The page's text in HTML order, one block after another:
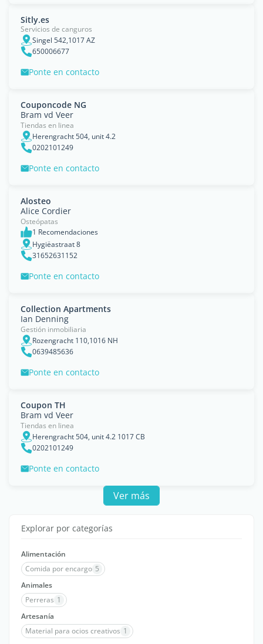
Sitly.es
Servicios de canguros
Singel 542,1017 AZ
650006677
Ponte en contacto
Couponcode NG
Bram vd Veer
Tiendas en linea
Herengracht 504, unit 4.2
0202101249
Ponte en contacto
Alosteo
Alice Cordier
Osteópatas
1 Recomendaciones
Hygiëastraat 8
31652631152
Ponte en contacto
Collection Apartments
Ian Denning
Gestión inmobiliaria
Rozengracht 110,1016 NH
0639485636
Ponte en contacto
Coupon TH
Bram vd Veer
Tiendas en linea
Herengracht 504, unit 4.2 1017 CB
0202101249
Ponte en contacto
Ver más
Explorar por categorías
Alimentación
Comida por encargo 5
Animales
Perreras 1
Artesanía
Material para ocios creativos 1